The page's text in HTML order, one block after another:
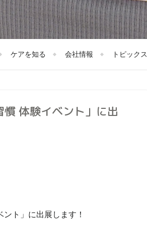
ケアを知る 会社情報 トピックス
体験イベント」に出
ト」に出展します！